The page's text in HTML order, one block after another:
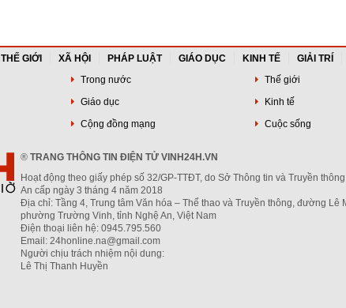
THẾ GIỚI XÃ HỘI PHÁP LUẬT GIÁO DỤC KINH TẾ GIẢI TRÍ
Trong nước Thế giới
Giáo dục Kinh tế
Cộng đồng mạng Cuộc sống
® TRANG THÔNG TIN ĐIỆN TỬ VINH24H.VN
Hoạt động theo giấy phép số 32/GP-TTĐT, do Sở Thông tin và Truyền
An cấp ngày 3 tháng 4 năm 2018
Địa chỉ: Tầng 4, Trung tâm Văn hóa – Thể thao và Truyền thông, đường Lê
phường Trường Vinh, tỉnh Nghệ An, Việt Nam
Điện thoại liên hệ: 0945.795.560
Email: 24honline.na@gmail.com
Người chịu trách nhiệm nội dung:
Lê Thị Thanh Huyền